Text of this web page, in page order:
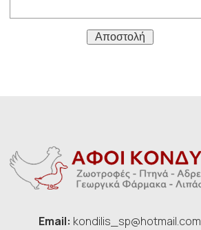
Αποστολή
Email: kondilis_sp@hotmail.com